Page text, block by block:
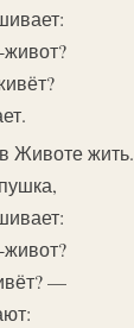
Животе жить.
—